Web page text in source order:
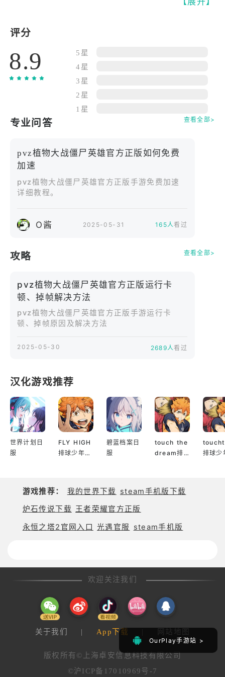
OurPlay手游站 >
展开智慧与策略的较量。
面对不断进化的僵尸军团与强力植物英雄，每一回合
的决策都至关重要。
【游戏特色】
英雄对战策略升级。
数十位植物英雄与僵尸英雄登场，每位英雄都拥有专
属技能与战术风格。
丰富卡牌构筑体系。
植物与僵尸卡牌类型多样，攻击、防御、增益与连锁
效果环环相扣。
派，应对不同对手。
多模式竞技体验。
单人挑战、剧情关卡与多人实时对战全面开放。
力。
经典IP全新演绎。
延续幽默风格与标志性角色设计，同时融入更深度的
评分
8.9
5星
4星
3星
2星
1星
专业问答 查看全部>
pvz植物大战僵尸英雄官方正版如何免费
加速
pvz植物大战僵尸英雄官方正版手游免费加速
详细教程。
O酱 2025-05-31 165人看过
攻略 查看全部>
pvz植物大战僵尸英雄官方正版运行卡
顿、掉帧解决方法
pvz植物大战僵尸英雄官方正版手游运行卡
顿、掉帧原因及解决方法
2025-05-30 2689人看过
汉化游戏推荐
世界计划日
服
FLY HIGH
排球少年日
碧蓝档案日
服
touch the
dream排
排球少
OurPlay手游站 >
游戏推荐： 我的世界下载
steam手机版下载
炉石传说下载 王者荣耀官方正版
永恒之塔2官网入口 光遇官服 steam手机版
欢迎关注我们
关于我们 | App下载 网站地图
版权所有©上海卓安信息科技有限公司
©沪ICP备17010969号-7